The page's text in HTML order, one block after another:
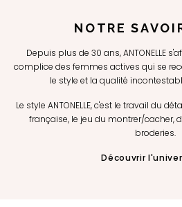
NOTRE
Depuis plus de 30 ans, ANTONELLE
complice des femmes actives qui se
le style et la qualité
Le style ANTONELLE, c'est le travail du
française, le jeu du montrer/cacher,
broderies.
Découvrir